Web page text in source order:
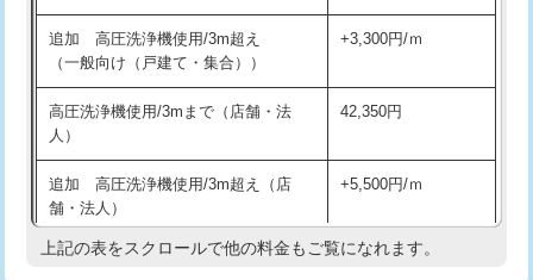
マス交換（深さ50㎝以上） 66,000円
コンクリート斫り（厚さ10㎝まで） 27,500円
コンクリート斫り（厚さ10㎝超え）
モルタル補修（厚さ10㎝まで）
モルタル補修（厚さ10㎝超え） 38,500円
持込商品取付（混合水栓） 16,500円
給水管工事※（ホール加工)
給水管工事※（バンド止め) 3,300円
給水管工事※（支持金具設置) 5,500円
追加 高圧洗浄機使用/3m超え
（一般向け（戸建て・集合））
+3,300円/ｍ
高圧洗浄機使用/3mまで（店舗・法
人）
42,350円
追加 高圧洗浄機使用/3m超え（店
舗・法人）
+5,500円/ｍ
高度高圧洗浄換 現地調査
上記の表をスクロールで他の料金もご覧になれます。